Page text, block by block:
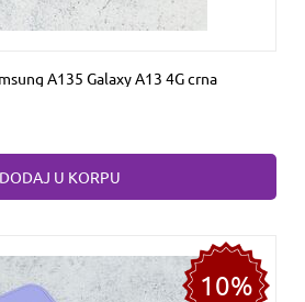
A135 Galaxy A13 4G crna
DODAJ U KORPU
10%